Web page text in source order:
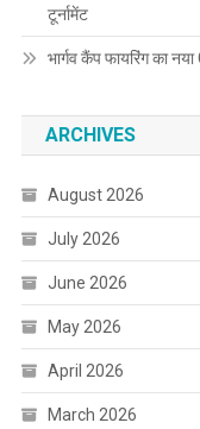
टूर्नामेंट
भार्गव कैंप फायरिंग का
ARCHIVES
August 2026
July 2026
June 2026
May 2026
April 2026
March 2026